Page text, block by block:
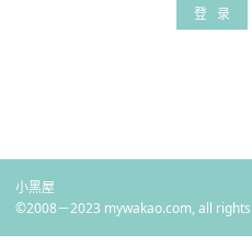
登 录
小黑屋
©2008－2023 mywakao.com, all